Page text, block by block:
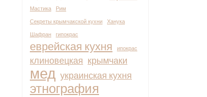
Мастика
Рим
Секреты крымчакской кухни
Ханука
Шафран
гипокрас
еврейская кухня ипокрас
клиновецкая крымчаки
мед украинская кухня
этнография